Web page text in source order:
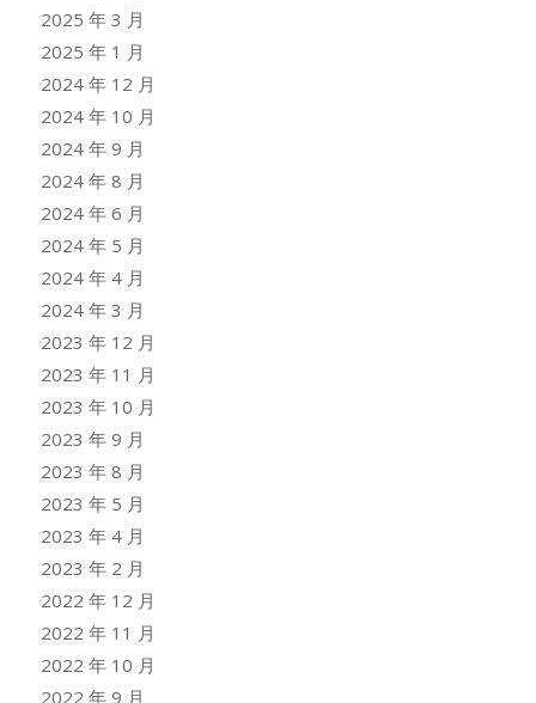
2025 年 3 月
2025 年 1 月
2024 年 12 月
2024 年 10 月
2024 年 9 月
2024 年 8 月
2024 年 6 月
2024 年 5 月
2024 年 4 月
2024 年 3 月
2023 年 12 月
2023 年 11 月
2023 年 10 月
2023 年 9 月
2023 年 8 月
2023 年 5 月
2023 年 4 月
2023 年 2 月
2022 年 12 月
2022 年 11 月
2022 年 10 月
2022 年 9 月